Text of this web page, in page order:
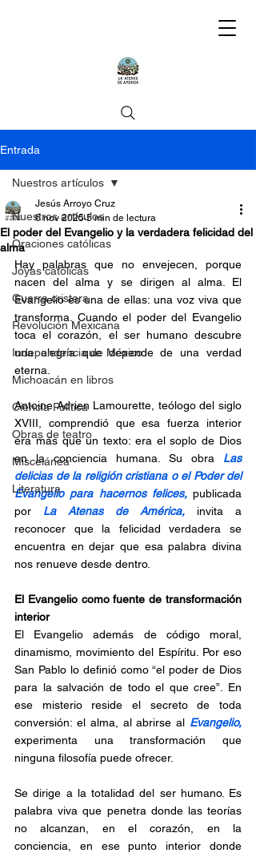
Entrada
Nuestros artículos
Oraciones católicas
Joyas católicas
Guerra cristera
Revolución Mexicana
Independencia de México
Michoacán en libros
Ciencia Política
Obras de teatro
Miscelánea
Literatura
Nuestros artículos
El poder del Evangelio y la verdadera felicidad del
alma
Jesús Arroyo Cruz
6 nov 2025 5 min de lectura
Hay palabras que no envejecen, porque
nacen del alma y se dirigen al alma. El
Evangelio es una de ellas: una voz viva que
transforma. Cuando el poder del Evangelio
toca el corazón, el ser humano descubre
una alegría que depende de una verdad
eterna.
Antoine Adrien Lamourette, teólogo del siglo
XVIII, comprendió que esa fuerza interior
era más que un texto: era el soplo de Dios
en la conciencia humana. Su obra Las
delicias de la religión cristiana o el Poder del
Evangelio para hacernos felices, publicada
por La Atenas de América, invita a
reconocer que la felicidad verdadera se
encuentra en dejar que esa palabra divina
nos renueve desde dentro.
El Evangelio como fuente de transformación
interior
El Evangelio además de código moral,
dinamismo, movimiento del Espíritu. Por eso
San Pablo lo definió como “el poder de Dios
para la salvación de todo el que cree”. En
ese misterio reside el secreto de toda
conversión: el alma, al abrirse al Evangelio,
experimenta una transformación que
ninguna filosofía puede ofrecer.
Se dirige a la totalidad del ser humano. Es
palabra viva que penetra donde las teorías
no alcanzan, en el corazón, en la
conciencia, en ese punto interior donde